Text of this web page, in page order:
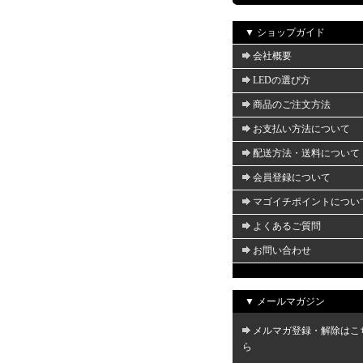
▼ ショップガイド
会社概要
LEDの選び方
商品のご注文方法
お支払い方法について
配送方法・送料について
会員登録について
マゴイチポイントについ
よくあるご質問
お問い合わせ
▼ メールマガジン
メルマガ登録・解除はこ
ら